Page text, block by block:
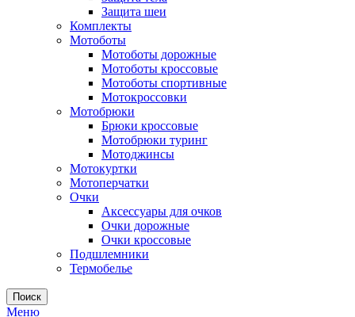
Защита шеи
Комплекты
Мотоботы
Мотоботы дорожные
Мотоботы кроссовые
Мотоботы спортивные
Мотокроссовки
Мотобрюки
Брюки кроссовые
Мотобрюки туринг
Мотоджинсы
Мотокуртки
Мотоперчатки
Очки
Аксессуары для очков
Очки дорожные
Очки кроссовые
Подшлемники
Термобелье
Поиск
Меню